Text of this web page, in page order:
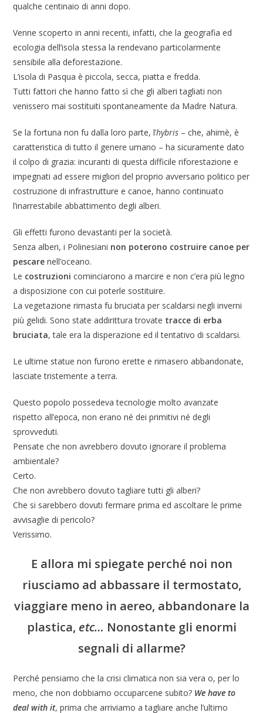
qualche centinaio di anni dopo.
Venne scoperto in anni recenti, infatti, che la geografia ed
ecologia dell’isola stessa la rendevano particolarmente
sensibile alla deforestazione.
L’isola di Pasqua è piccola, secca, piatta e fredda.
Tutti fattori che hanno fatto sì che gli alberi tagliati non
venissero mai sostituiti spontaneamente da Madre Natura.
Se la fortuna non fu dalla loro parte, l’hybris – che, ahimè, è
caratteristica di tutto il genere umano – ha sicuramente dato
il colpo di grazia: incuranti di questa difficile riforestazione e
impegnati ad essere migliori del proprio avversario politico per
costruzione di infrastrutture e canoe, hanno continuato
l’inarrestabile abbattimento degli alberi.
Gli effetti furono devastanti per la società.
Senza alberi, i Polinesiani non poterono costruire canoe per
pescare nell’oceano.
Le costruzioni cominciarono a marcire e non c’era più legno
a disposizione con cui poterle sostituire.
La vegetazione rimasta fu bruciata per scaldarsi negli inverni
più gelidi. Sono state addirittura trovate tracce di erba
bruciata, tale era la disperazione ed il tentativo di scaldarsi.
Le ultime statue non furono erette e rimasero abbandonate,
lasciate tristemente a terra.
Questo popolo possedeva tecnologie molto avanzate
rispetto all’epoca, non erano né dei primitivi né degli
sprovveduti.
Pensate che non avrebbero dovuto ignorare il problema
ambientale?
Certo.
Che non avrebbero dovuto tagliare tutti gli alberi?
Che si sarebbero dovuti fermare prima ed ascoltare le prime
avvisaglie di pericolo?
Verissimo.
E allora mi spiegate perché noi non
riusciamo ad abbassare il termostato,
viaggiare meno in aereo, abbandonare la
plastica, etc… Nonostante gli enormi
segnali di allarme?
Perché pensiamo che la crisi climatica non sia vera o, per lo
meno, che non dobbiamo occuparcene subito? We have to
deal with it, prima che arriviamo a tagliare anche l’ultimo